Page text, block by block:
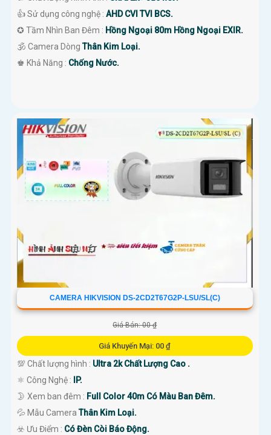
👍 Sử dụng công nghệ : AHD CVI TVI BCS.
✪ Tầm Nhìn Ban Đêm : Hồng Ngoại 80m Hồng Ngoại EXIR.
🕉️ Camera DòngThân Kim Loại.
️♚ Khả Năng : Chống Nước.
CAMERA HIKVISION DS-2CD2T67G2P-LSU/SL(C)
Giá Bán: 00 ₫
Giá Khuyến Mại: 00 ₫
💯 Chất lượng hình : Ultra 2k Chất Lượng Cao .
⚛️ Công Nghệ :
IP.
🌛 Xem ban đêm : Full Color 40m Có Màu Ban Đêm.
💦 Mẫu CameraThân Kim Loại.
️☣️ Ưu Điểm : Có Đèn Còi Báo Động.